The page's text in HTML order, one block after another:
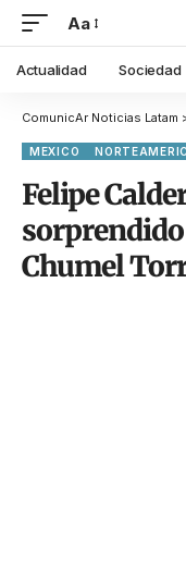
Aa
Actualidad Sociedad
ComunicAr Noticias Latam
MEXICO
Felipe
Chumel